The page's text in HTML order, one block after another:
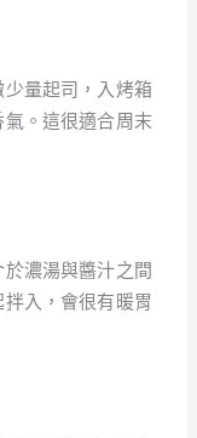
量起司，入烤箱
。這很適合周末
濃湯與醬汁之間
入，會很有暖胃